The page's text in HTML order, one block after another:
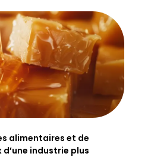
alimentaires et de
industrie plus